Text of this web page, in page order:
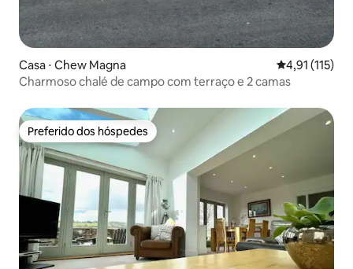
Casa ⋅ Chew Magna 4,91 de uma
4,91 (115)
Charmoso chalé de campo com terraço e 2 camas
Preferido dos hóspedes
Preferido dos hóspedes